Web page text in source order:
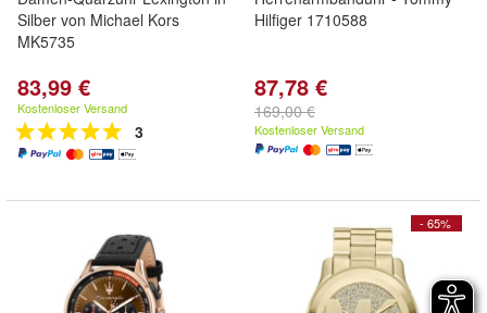
Silber von Michael Kors
MK5735
83,99 €
Kostenloser Versand
3
Hilfiger 1710588
87,78 €
169,00 €
Kostenloser Versand
- 65%